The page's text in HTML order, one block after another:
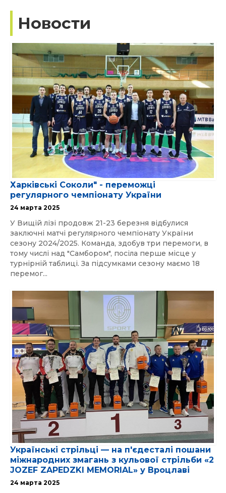
Новости
Харківські Соколи" - переможці
регулярного чемпіонату України
24 марта 2025
У Вищій лізі продовж 21-23 березня відбулися
заключні матчі регулярного чемпіонату України
сезону 2024/2025. Команда, здобув три перемоги, в
тому числі над "Самбором", посіла перше місце у
турнірній таблиці. За підсумками сезону маємо 18
перемог...
Українські стрільці — на п'єдесталі пошани
міжнародних змагань з кульової стрільби «2
JOZEF ZAPEDZKI MEMORIAL» у Вроцлаві
24 марта 2025